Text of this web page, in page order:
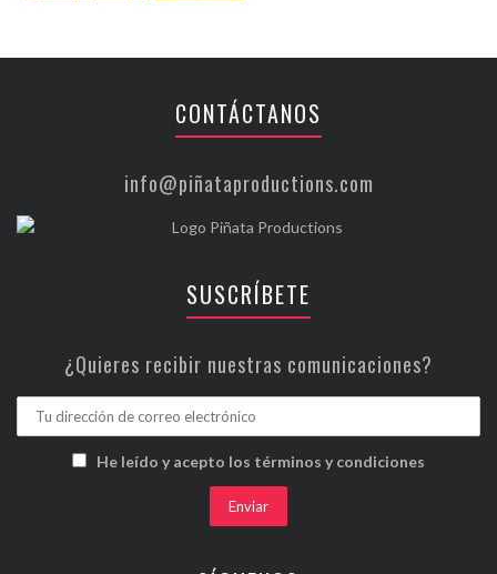
CONTÁCTANOS
info@piñataproductions.com
SUSCRÍBETE
¿Quieres recibir nuestras comunicaciones?
He leído y acepto los términos y condiciones